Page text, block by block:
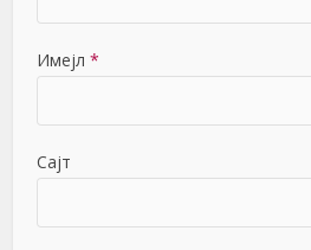
Имејл *
Сајт